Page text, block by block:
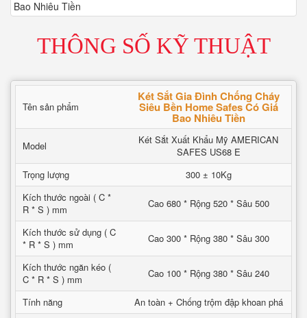
THÔNG SỐ KỸ THUẬT
Tên sản phẩm
Két Sắt Gia Đình Chống Cháy
Siêu Bền Home Safes Có Giá
Bao Nhiêu Tiền
Model
Két Sắt Xuất Khẩu Mỹ AMERICAN
SAFES US68 E
Trọng lượng
300 ± 10Kg
Kích thước ngoài ( C *
R * S ) mm
Cao 680 * Rộng 520 * Sâu 500
Kích thước sử dụng ( C
* R * S ) mm
Cao 300 * Rộng 380 * Sâu 300
Kích thước ngăn kéo (
C * R * S ) mm
Cao 100 * Rộng 380 * Sâu 240
Tính năng
An toàn + Chống trộm đập khoan phá